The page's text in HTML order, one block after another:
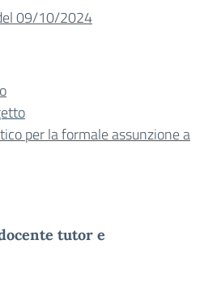
09/10/2024
per la formale assunzione a
tutor e